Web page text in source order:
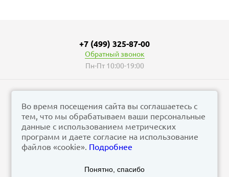
© vizzion.ru, 2026
corp@vizzion.ru
Задать вопрос в чат Телеграм
Задать вопрос в МАКС
+7 (499) 325-87-00
Обратный звонок
Пн-Пт 10:00-19:00
Во время посещения сайта вы соглашаетесь с
тем, что мы обрабатываем ваши персональные
данные с использованием метрических
программ и даете согласие на использование
файлов «cookie». Подробнее
Понятно, спасибо